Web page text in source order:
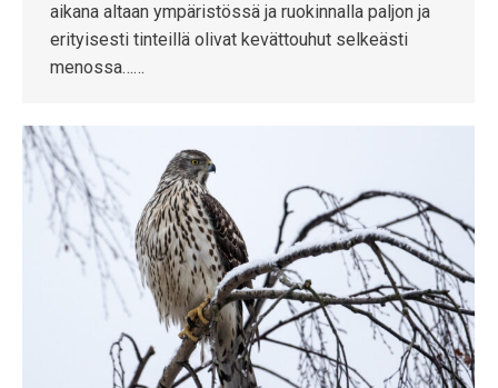
aikana altaan ympäristössä ja ruokinnalla paljon ja
erityisesti tinteillä olivat kevättouhut selkeästi
menossa……